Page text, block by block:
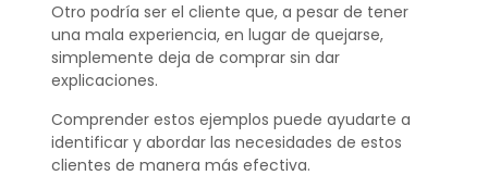
Otro podría ser el cliente que, a pesar de tener
una mala experiencia, en lugar de quejarse,
simplemente deja de comprar sin dar
explicaciones.
Comprender estos ejemplos puede ayudarte a
identificar y abordar las necesidades de estos
clientes de manera más efectiva.